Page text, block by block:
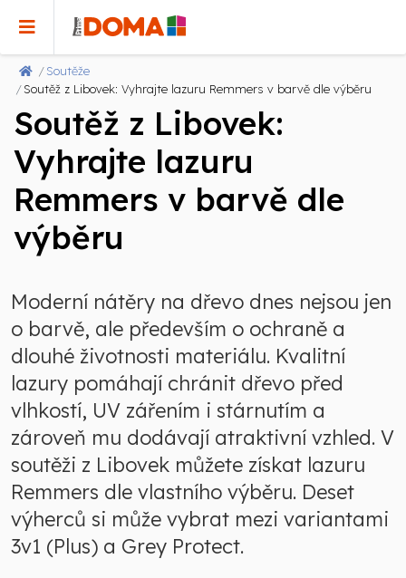
Soutěže
Soutěž z Libovek: Vyhrajte lazuru Remmers v barvě dle výběru
Soutěž z Libovek:
Vyhrajte lazuru
Remmers v barvě dle
výběru
Moderní nátěry na dřevo dnes nejsou jen
o barvě, ale především o ochraně a
dlouhé životnosti materiálu. Kvalitní
lazury pomáhají chránit dřevo před
vlhkostí, UV zářením i stárnutím a
zároveň mu dodávají atraktivní vzhled. V
soutěži z Libovek můžete získat lazuru
Remmers dle vlastního výběru. Deset
výherců si může vybrat mezi variantami
3v1 (Plus) a Grey Protect.